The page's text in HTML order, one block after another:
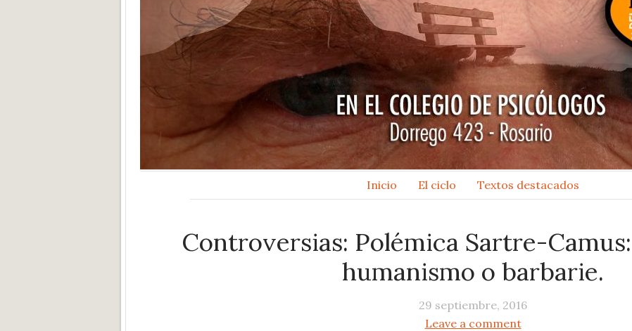
Inicio El ciclo Textos destacados
Controversias: Polémica Sartre-
humanismo o barbarie.
29 septiembre, 2016
Leave a comment